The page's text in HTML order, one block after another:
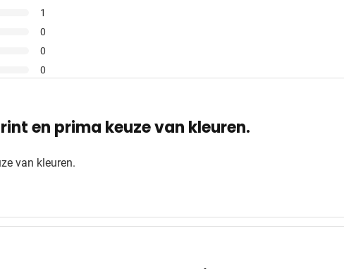
1
0
0
0
en prima keuze van kleuren.
van kleuren.